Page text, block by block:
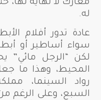
معارك لا نهاية
له.
عادة تدور أفلام
سواء أساطير أو
لكن “الرجل
المحيط، وهذا ما
رواد السينما،
السبع، وعلى الرغم